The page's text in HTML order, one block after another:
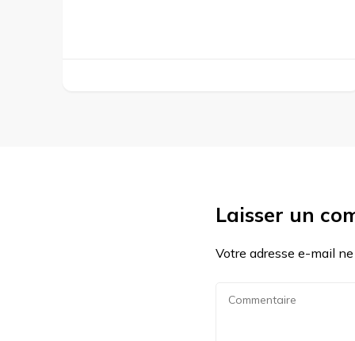
Laisser un
Votre adresse e-mail